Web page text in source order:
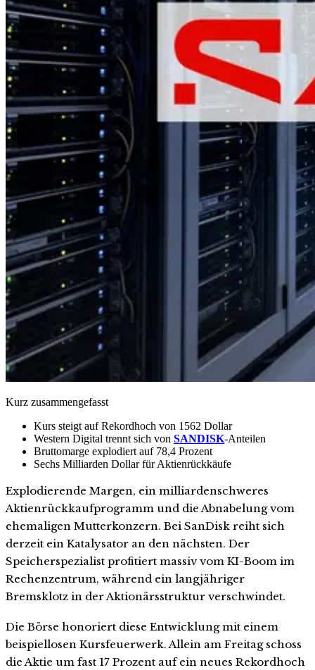
Kurz zusammengefasst
Kurs steigt auf Rekordhoch von 1562 Dollar
Western Digital trennt sich von SANDISK-Anteilen
Bruttomarge explodiert auf 78,4 Prozent
Sechs Milliarden Dollar für Aktienrückkäufe
Explodierende Margen, ein milliardenschweres
Aktienrückkaufprogramm und die Abnabelung vom
ehemaligen Mutterkonzern. Bei SanDisk reiht sich
derzeit ein Katalysator an den nächsten. Der
Speicherspezialist profitiert massiv vom KI-Boom im
Rechenzentrum, während ein langjähriger
Bremsklotz in der Aktionärsstruktur verschwindet.
Die Börse honoriert diese Entwicklung mit einem
beispiellosen Kursfeuerwerk. Allein am Freitag schoss
die Aktie um fast 17 Prozent auf ein neues Rekordhoch